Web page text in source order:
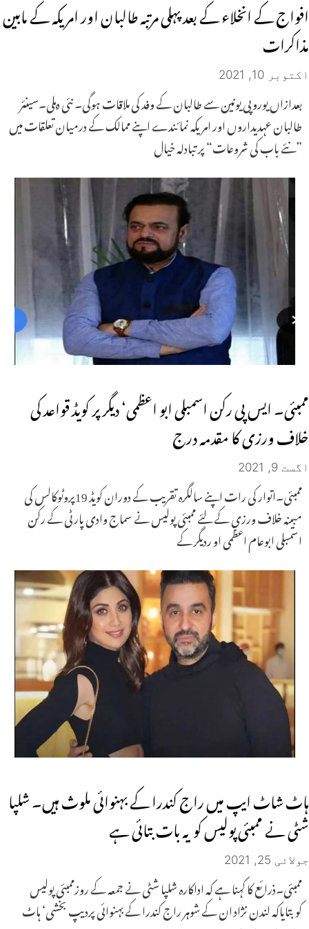
افواج کے انخلاء کے بعد پہلی مرتبہ طالبان اور امریکہ کے مابین
مذاکرات
اکتوبر 10, 2021
بعدازاں یوروپی یونین سے طالبان کے وفد کی ملاقات ہوگی۔ نئی دہلی۔سینئر
طالبان عہدیداروں اور امریکہ نمائندے اپنے ممالک کے درمیان تعلقات میں
”نئے باب کی شروعات“ پر تبادلہ خیال
ممبئی۔ ایس پی رکن اسمبلی ابو اعظمی‘ دیگر پر کویڈ قواعد کی
خلاف ورزی کا مقدمہ درج
اگست 9, 2021
ممبئی۔اتوار کی رات اپنے سالگرہ تقریب کے دوران کویڈ 19پروٹوکالس کی
مبینہ خلاف ورزی کے لئے ممبئی پولیس نے سماج وادی پارٹی کے رکن
اسمبلی ابوعام اعظمی او ردیگر کے
ہاٹ شاٹ ایپ میں راج کندرا کے بہنوائی ملوث ہیں۔ شلپا
شٹی نے ممبئی پولیس کو یہ بات بتائی ہے
جولائی 25, 2021
ممبئی۔ذرائع کا کہنا ہے کہ اداکارہ شلپا شٹی نے جمعہ کے روزممبئی پولیس
کوبتایاکہ لندن نژاد ان کے شوہر راج کندرا کے بہنوائی پردیپ بخشی‘ ہاٹ